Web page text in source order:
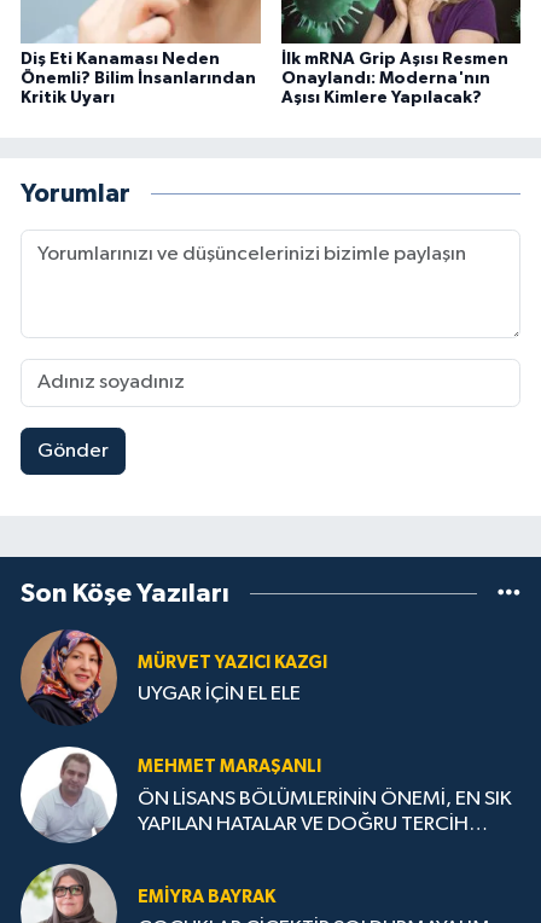
Diş Eti Kanaması Neden
Önemli? Bilim İnsanlarından
Kritik Uyarı
İlk mRNA Grip Aşısı Resmen
Onaylandı: Moderna'nın
Aşısı Kimlere Yapılacak?
Yorumlar
Gönder
Son Köşe Yazıları
MÜRVET YAZICI KAZGI
UYGAR İÇİN EL ELE
MEHMET MARAŞANLI
ÖN LİSANS BÖLÜMLERİNİN ÖNEMİ, EN SIK
YAPILAN HATALAR VE DOĞRU TERCİH
EMIYRA BAYRAK